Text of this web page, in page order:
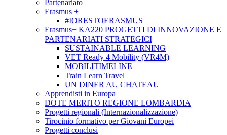
Partenariato
Erasmus +
#IORESTOERASMUS
Erasmus+ KA220 PROGETTI DI INNOVAZIONE E
PARTENARIATI STRATEGICI
SUSTAINABLE LEARNING
VET Ready 4 Mobility (VR4M)
MOBILITIMELINE
Train Learn Travel
UN DINER AU CHATEAU
Apprendisti in Europa
DOTE MERITO REGIONE LOMBARDIA
Progetti regionali (Internazionalizzazione)
Tirocinio formativo per Giovani Europei
Progetti conclusi